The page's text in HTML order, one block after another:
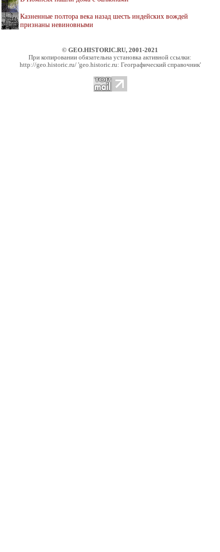
Казненные полтора века назад шесть индейских вождей
признаны невиновными
© GEO.HISTORIC.RU, 2001-2021
При копировании обязательна установка активной ссылки:
http://geo.historic.ru/ 'geo.historic.ru: Географический справочник'